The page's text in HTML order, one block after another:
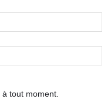
tout moment.